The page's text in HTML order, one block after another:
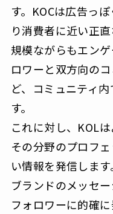
す。KOCは広告っ
り消費者に近い正
規模ながらもエン
ロワーと双方向の
ど、コミュニティ
す。
これに対し、KOL
その分野のプロフ
い情報を発信しま
ブランドのメッセ
フォロワーに的確